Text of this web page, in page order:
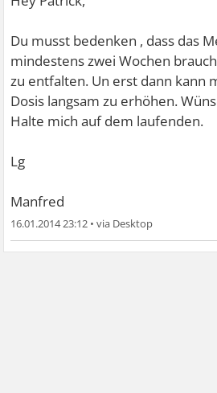
Du musst bedenken , dass das
mindestens zwei Wochen
zu entfalten. Un erst dann kann
Dosis langsam zu erhöhen.
Halte mich auf dem laufenden.
Lg
Manfred
16.01.2014 23:12 •